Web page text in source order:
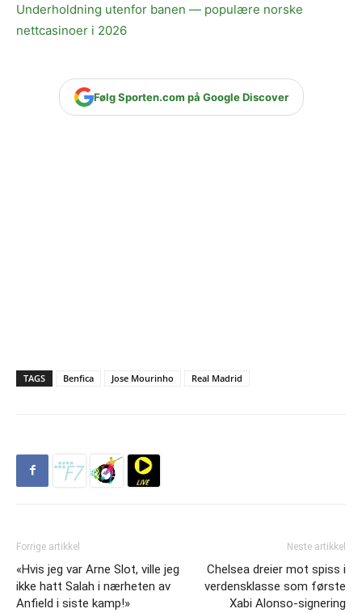
Underholdning utenfor banen — populære norske
nettcasinoer i 2026
Følg Sporten.com på Google Discover
TAGS Benfica Jose Mourinho Real Madrid
Forrige artikkel
«Hvis jeg var Arne Slot, ville jeg
ikke hatt Salah i nærheten av
Anfield i siste kamp!»
Neste artikkel
Chelsea dreier mot spiss i
verdensklasse som første
Xabi Alonso-signering